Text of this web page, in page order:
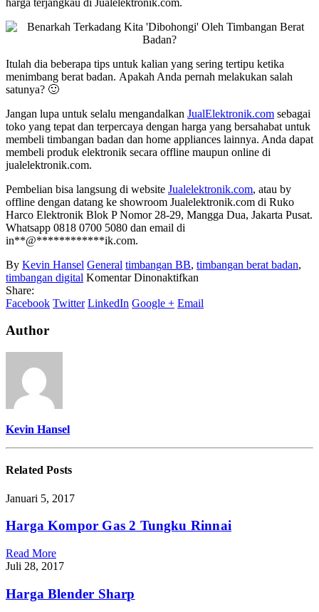
Itulah dia beberapa tips untuk kalian yang sering tertipu ketika
menimbang berat badan. Apakah Anda pernah melakukan salah
satunya? 🙂
Jangan lupa untuk selalu mengandalkan JualElektronik.com sebagai
toko yang tepat dan terpercaya dengan harga yang bersahabat untuk
membeli timbangan badan dan home appliances lainnya. Anda dapat
membeli produk elektronik secara offline maupun online di
jualelektronik.com.
Pembelian bisa langsung di website Jualelektronik.com, atau by
offline dengan datang ke showroom Jualelektronik.com di Ruko
Harco Elektronik Blok P Nomor 28-29, Mangga Dua, Jakarta Pusat.
Whatsapp 0818 0700 5080 dan email di
in**@************ik.com.
By Kevin Hansel General timbangan BB, timbangan berat badan,
timbangan digital Komentar Dinonaktifkan
Terkadang
Share:
Facebook Twitter LinkedIn Google + Email
Author
Kevin Hansel
RelatedPosts
Januari 5, 2017
Harga Kompor Gas 2 Tungku Rinnai
Read More
Juli 28, 2017
Harga Blender Sharp